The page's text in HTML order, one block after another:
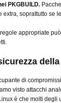
PKGBUILD.
soprattutto se
appropriate
di
visto attacchi
è che molti degli